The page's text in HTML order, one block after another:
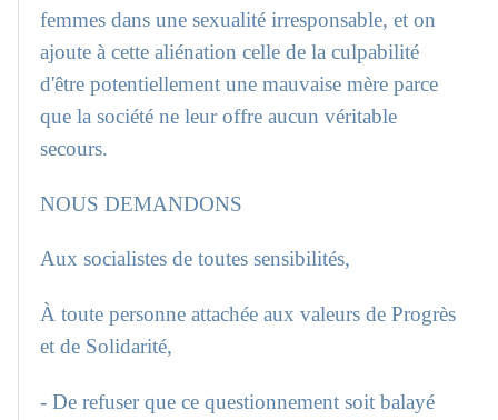
femmes dans une sexualité irresponsable, et on
ajoute à cette aliénation celle de la culpabilité
d'être potentiellement une mauvaise mère parce
que la société ne leur offre aucun véritable
secours.
NOUS DEMANDONS
Aux socialistes de toutes sensibilités,
À toute personne attachée aux valeurs de Progrès
et de Solidarité,
- De refuser que ce questionnement soit balayé